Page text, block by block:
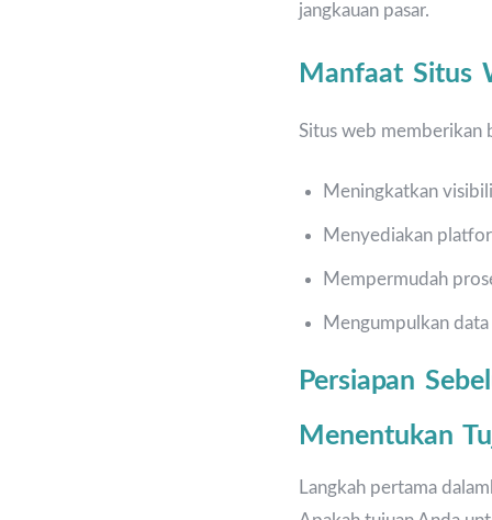
jangkauan pasar.
Manfaat Situs
Situs web memberikan
Meningkatkan
Menyediakan
Mempermudah
Mengumpulkan
Persiapan
Menentukan
Langkah pertama